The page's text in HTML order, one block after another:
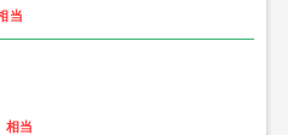
当
相当